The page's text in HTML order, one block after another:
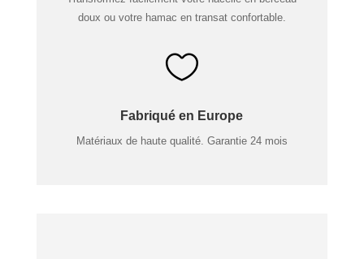
doux ou votre hamac en transat confortable.

Fabriqué en Europe
Matériaux de haute qualité. Garantie 24 mois